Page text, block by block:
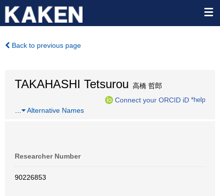
Back to previous page
TAKAHASHI Tetsurou 高橋 哲郎
Connect your ORCID iD *help
Alternative Names
Researcher Number
90226853